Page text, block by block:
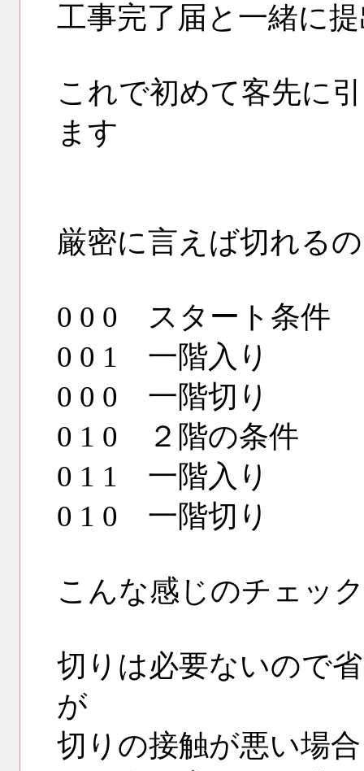
工事完了届と一緒に
これで初めて客先に
ます
厳密に言えば切れる
0 0 0 スタート条件
0 0 1 一階入り
0 0 0 一階切り
0 1 0 ２階の条件
0 1 1 一階入り
0 1 0 一階切り
こんな感じのチェッ
切りは必要ないので
が
切りの接触が悪い場